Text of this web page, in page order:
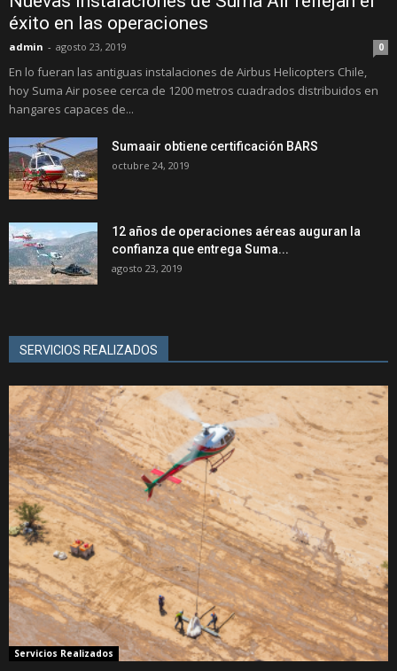
éxito en las operaciones
admin - agosto 23, 2019 0
En lo fueran las antiguas instalaciones de Airbus Helicopters Chile,
hoy Suma Air posee cerca de 1200 metros cuadrados distribuidos en
hangares capaces de...
Sumaair obtiene certificación BARS
octubre 24, 2019
12 años de operaciones aéreas auguran la
confianza que entrega Suma...
agosto 23, 2019
SERVICIOS REALIZADOS
Servicios Realizados